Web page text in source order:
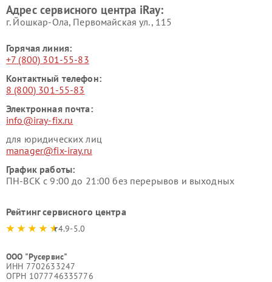
Адрес сервисного центра iRay:
г. Йошкар-Ола, Первомайская ул., 115
Горячая линия:
+7 (800) 301-55-83
Контактный телефон:
8 (800) 301-55-83
Электронная почта:
info@iray-fix.ru
для юридических лиц
manager@fix-iray.ru
График работы:
ПН-ВСК с 9:00 до 21:00 без перерывов и выходных
Рейтинг сервисного центра
4.9-5.0
ООО "Русервис"
ИНН 7702633247
ОГРН 1077746335776